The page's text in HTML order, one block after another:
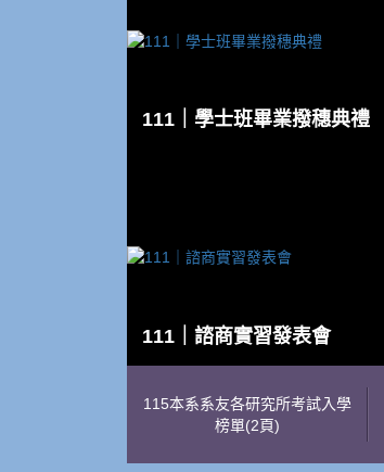
111｜學士班畢業撥穗典禮
111｜諮商實習發表會
115本系系友各研究所考試入學
榜單(2頁)